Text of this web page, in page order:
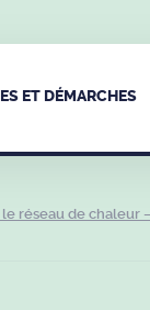
ET DÉMARCHES
réseau de